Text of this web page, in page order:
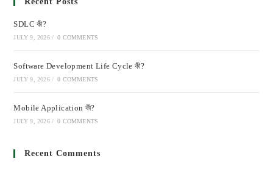
SDLC কী?
JULY 9, 2026 / 0 COMMENTS
Software Development Life Cycle কী?
JULY 9, 2026 / 0 COMMENTS
Mobile Application কী?
JULY 9, 2026 / 0 COMMENTS
Recent Comments